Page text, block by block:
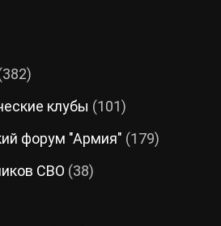
клубы (101)
форум "Армия" (179)
СВО (38)